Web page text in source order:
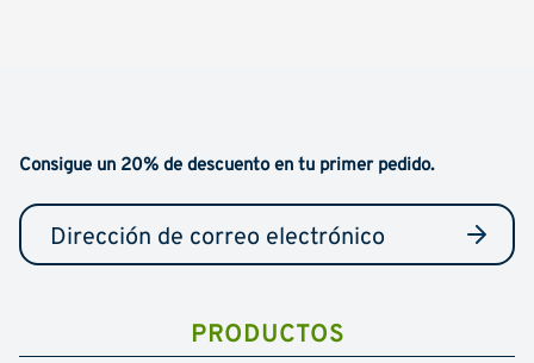
Consigue un 20% de descuento en tu primer pedido.
PRODUCTOS